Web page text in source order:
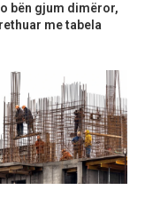
bën gjum dimëror,
me tabela